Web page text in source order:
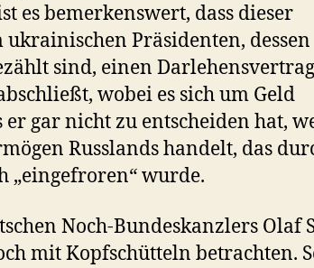
es bemerkenswert, dass dieser
Präsidenten, dessen
sind, einen
wobei es sich um Geld
gar nicht zu entscheiden hat,
Russlands handelt, das
„eingefroren“ wurde.
Noch-Bundeskanzlers Olaf
mit Kopfschütteln betrachten.